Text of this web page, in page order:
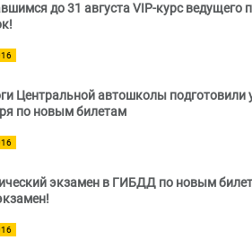
до 31 августа VIP-курс
Центральной автошколы
по новым билетам
экзамен в ГИБДД по новым